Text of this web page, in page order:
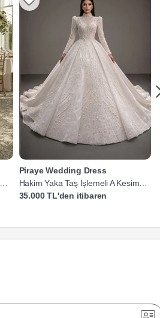
Piraye Wedding Dress
Hakim Yaka Taş İşlemeli A Kesim
Gelinlik
35.000 TL'den itibaren